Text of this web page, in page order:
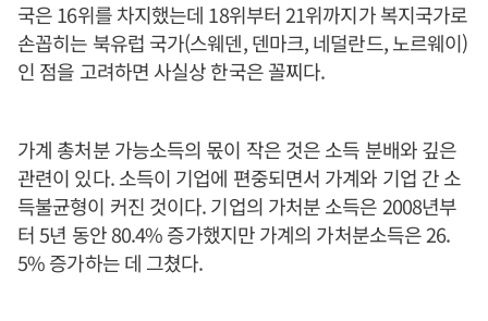
국은 16위를 차지했는데 18위부터 21위까지가 복지국가로
손꼽히는 북유럽 국가(스웨덴, 덴마크, 네덜란드, 노르웨이)
인 점을 고려하면 사실상 한국은 꼴찌다.
가계 총처분 가능소득의 몫이 작은 것은 소득 분배와 깊은
관련이 있다. 소득이 기업에 편중되면서 가계와 기업 간 소
득불균형이 커진 것이다. 기업의 가처분 소득은 2008년부
터 5년 동안 80.4% 증가했지만 가계의 가처분소득은 26.
5% 증가하는 데 그쳤다.